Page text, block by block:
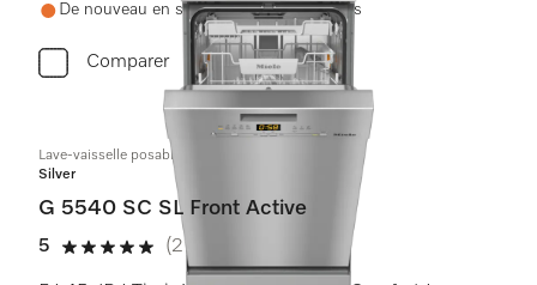
De nouveau en stock d'ici trois semaines
Comparer
Lave-vaisselle posable 45 cm
Silver
G 5540 SC SL Front Active
5
5 étoiles sur 5
(2 Avis)